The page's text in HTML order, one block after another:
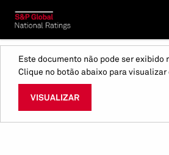
Este documento não pode ser exibido
Clique no botão abaixo para visualizar
VISUALIZAR